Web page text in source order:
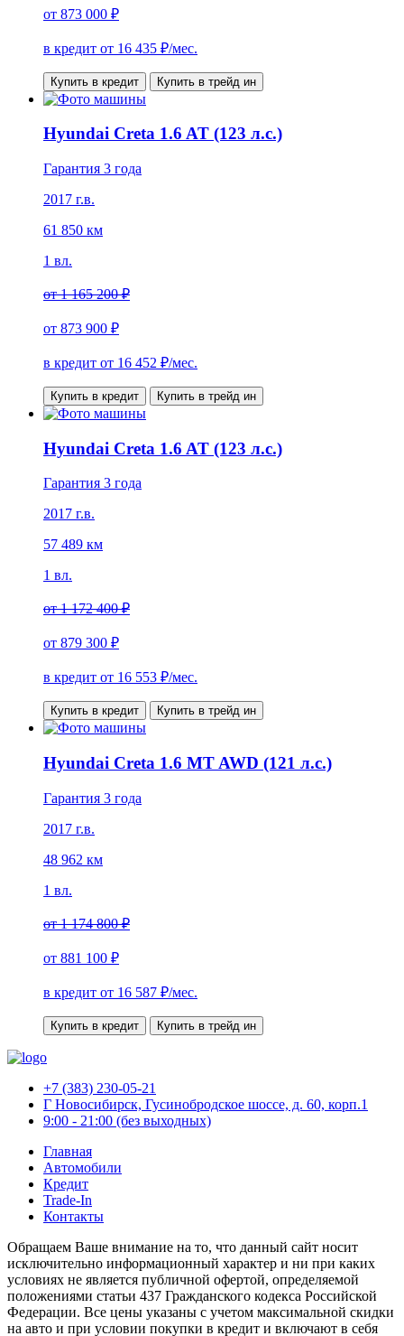
от 873 000 ₽
в кредит от 16 435 ₽/мес.
Купить в кредит Купить в трейд ин
Hyundai Creta 1.6 AT (123 л.с.)
Гарантия 3 года
2017 г.в.
61 850 км
1 вл.
от1 165 200 ₽
от 873 900 ₽
в кредит от 16 452 ₽/мес.
Купить в кредит Купить в трейд ин
Hyundai Creta 1.6 AT (123 л.с.)
Гарантия 3 года
2017 г.в.
57 489 км
1 вл.
от1 172 400 ₽
от 879 300 ₽
в кредит от 16 553 ₽/мес.
Купить в кредит Купить в трейд ин
Hyundai Creta 1.6 MT AWD (121 л.с.)
Гарантия 3 года
2017 г.в.
48 962 км
1 вл.
от1 174 800 ₽
от 881 100 ₽
в кредит от 16 587 ₽/мес.
Купить в кредит Купить в трейд ин
+7 (383) 230-05-21
Г Новосибирск, Гусинобродское шоссе, д. 60, корп.1
9:00 - 21:00 (без выходных)
Главная
Автомобили
Кредит
Trade-In
Контакты
Обращаем Ваше внимание на то, что данный сайт носит
исключительно информационный характер и ни при каких
условиях не является публичной офертой, определяемой
положениями статьи 437 Гражданского кодекса Российской
Федерации. Все цены указаны с учетом максимальной скидки
на авто и при условии покупки в кредит и включают в себя